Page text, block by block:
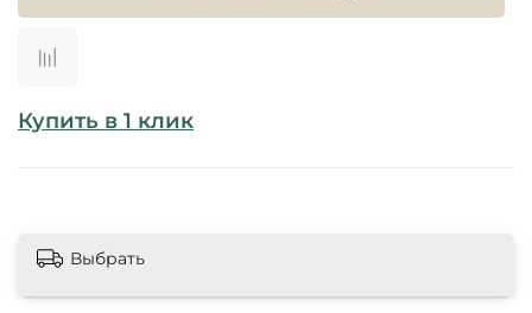
Купить в 1 клик
Выбрать